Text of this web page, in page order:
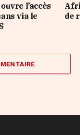
l’accès
via le
de